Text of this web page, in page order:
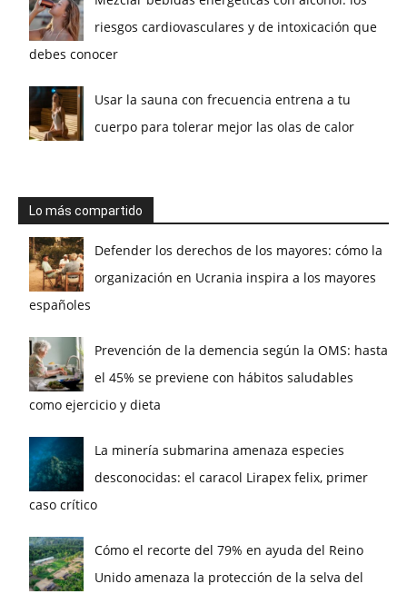
riesgos cardiovasculares y de intoxicación que
debes conocer
Usar la sauna con frecuencia entrena a tu
cuerpo para tolerar mejor las olas de calor
Lo más compartido
Defender los derechos de los mayores: cómo la
organización en Ucrania inspira a los mayores
españoles
Prevención de la demencia según la OMS: hasta
el 45% se previene con hábitos saludables
como ejercicio y dieta
La minería submarina amenaza especies
desconocidas: el caracol Lirapex felix, primer
caso crítico
Cómo el recorte del 79% en ayuda del Reino
Unido amenaza la protección de la selva del